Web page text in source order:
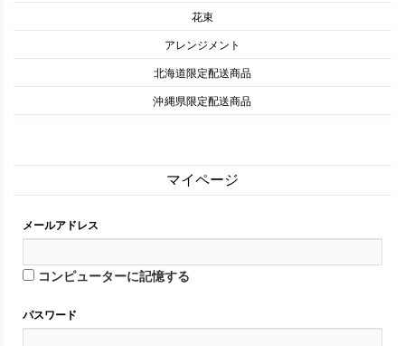
花束
アレンジメント
北海道限定配送商品
沖縄県限定配送商品
マイページ
メールアドレス
コンピューターに記憶する
パスワード